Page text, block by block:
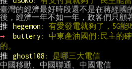
臺灣的經濟最好時段還不是在蔣經國
推
hegemon : 有愛發電就夠了，5G能
→
buttery : 中東產油國們:民主的
的。
推
ghost108 : 是哪三大電信